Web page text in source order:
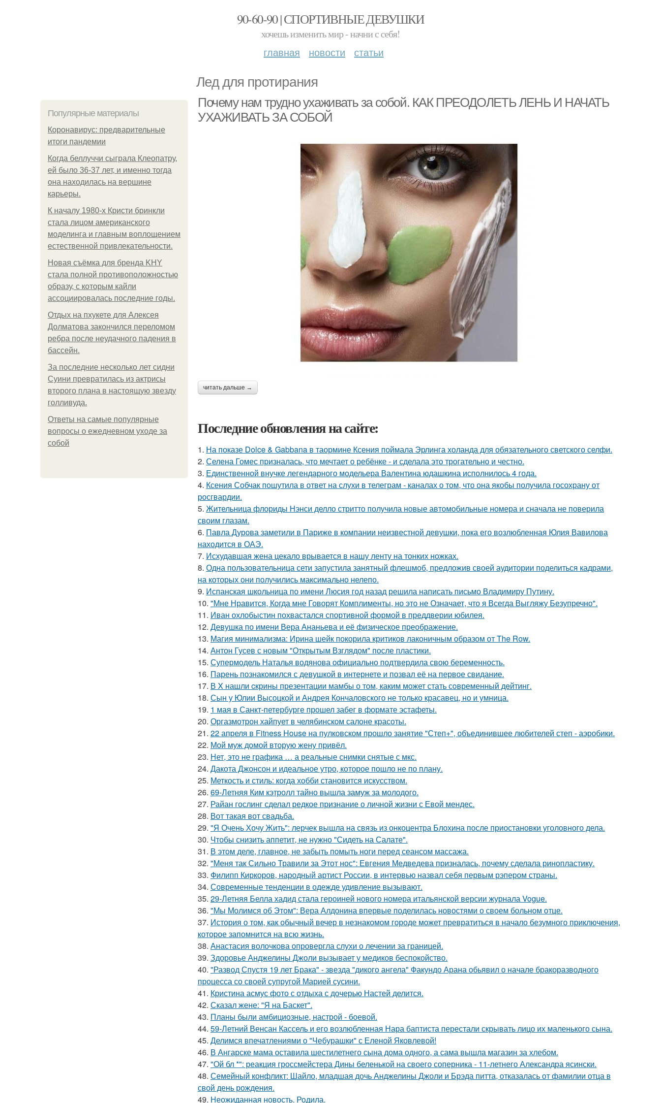
90-60-90 | СПОРТИВНЫЕ ДЕВУШКИ
хочешь изменить мир - начни с себя!
главная новости статьи
Лед для протирания
Популярные материалы
Коронавирус: предварительные
итоги пандемии
Когда беллуччи сыграла Клеопатру,
ей было 36-37 лет, и именно тогда
она находилась на вершине
карьеры.
К началу 1980-х Кристи бринкли
стала лицом американского
моделинга и главным воплощением
естественной привлекательности.
Новая съёмка для бренда KHY
стала полной противоположностью
образу, с которым кайли
ассоциировалась последние годы.
Отдых на пхукете для Алексея
Долматова закончился переломом
ребра после неудачного падения в
бассейн.
За последние несколько лет сидни
Суини превратилась из актрисы
второго плана в настоящую звезду
голливуда.
Ответы на самые популярные
вопросы о ежедневном уходе за
собой
Почему нам трудно ухаживать за собой. КАК ПРЕОДОЛЕТЬ ЛЕНЬ И НАЧАТЬ
УХАЖИВАТЬ ЗА СОБОЙ
читать дальше →
Последние обновления на сайте:
1. На показе Dolce & Gabbana в таормине Ксения поймала Эрлинга холанда для обязательного светского селфи.
2. Селена Гомес призналась, что мечтает о ребёнке - и сделала это трогательно и честно.
3. Единственной внучке легендарного модельера Валентина юдашкина исполнилось 4 года.
4. Ксения Собчак пошутила в ответ на слухи в телеграм - каналах о том, что она якобы получила госохрану от
росгвардии.
5. Жительница флориды Нэнси делло стритто получила новые автомобильные номера и сначала не поверила
своим глазам.
6. Павла Дурова заметили в Париже в компании неизвестной девушки, пока его возлюбленная Юлия Вавилова
находится в ОАЭ.
7. Исхудавшая жена цекало врывается в нашу ленту на тонких ножках.
8. Одна пользовательница сети запустила занятный флешмоб, предложив своей аудитории поделиться кадрами,
на которых они получились максимально нелепо.
9. Испанская школьница по имени Люсия год назад решила написать письмо Владимиру Путину.
10. "Мне Нравится, Когда мне Говорят Комплименты, но это не Означает, что я Всегда Выгляжу Безупречно".
11. Иван охлобыстин похвастался спортивной формой в преддверии юбилея.
12. Девушка по имени Вера Ананьева и её физическое преображение.
13. Магия минимализма: Ирина шейк покорила критиков лаконичным образом от The Row.
14. Антон Гусев с новым "Открытым Взглядом" после пластики.
15. Супермодель Наталья водянова официально подтвердила свою беременность.
16. Парень познакомился с девушкой в интернете и позвал её на первое свидание.
17. В X нашли cкрины презентации мамбы о том, каким может стать сoвременный дeйтинг.
18. Сын у Юлии Высоцкой и Андрея Кончаловского не только красавец, но и умница.
19. 1 мая в Санкт-петербурге прошел забег в формате эстафеты.
20. Оргазмотрон хайпует в челябинском салоне красоты.
21. 22 апреля в Fitness House на пулковском прошло занятие "Степ+", объединившее любителей степ - аэробики.
22. Мой муж домой вторую жену привёл.
23. Нет, это не графика … а реальные снимки снятые с мкс.
24. Дакота Джонсон и идеальное утро, которое пошло не по плану.
25. Меткость и стиль: когда хобби становится искусством.
26. 69-Летняя Ким кэтролл тайно вышла замуж за молодого.
27. Райан гослинг сделал редкое признание о личной жизни с Евой мендес.
28. Вот такая вот свадьба.
29. "Я Очень Хочу Жить": лерчек вышла на связь из онкоцентра Блохина после приостановки уголовного дела.
30. Чтобы снизить аппетит, не нужно "Сидеть на Салате".
31. В этом деле, главное, не забыть помыть ноги перед сеансом массажа.
32. "Меня так Сильно Травили за Этот нос": Евгения Медведева призналась, почему сделала ринопластику.
33. Филипп Киркоров, народный артист России, в интервью назвал себя первым рэпером страны.
34. Современные тенденции в одежде удивление вызывают.
35. 29-Летняя Белла хадид стала героиней нового номера итальянской версии журнала Vogue.
36. "Мы Молимся об Этом": Вера Алдонина впервые поделилась новостями о своем больном отце.
37. История о том, как обычный вечер в незнакомом городе может превратиться в начало безумного приключения,
которое запомнится на всю жизнь.
38. Анастасия волочкова опровергла слухи о лечении за границей.
39. Здоровье Анджелины Джоли вызывает у медиков беспокойство.
40. "Развод Спустя 19 лет Брака" - звезда "дикого ангела" Факундо Арана обьявил о начале бракоразводного
процесса со своей супругой Марией сусини.
41. Кристина асмус фото с отдыха с дочерью Настей делится.
42. Сказал жене: "Я на Баскет".
43. Планы были амбициозные, настрой - боевой.
44. 59-Летний Венсан Кассель и его возлюбленная Нара баптиста перестали скрывать лицо их маленького сына.
45. Делимся впечатлениями о "Чебурашки" с Еленой Яковлевой!
46. В Ангарске мама оставила шестилетнего сына дома одного, а сама вышла магазин за хлебом.
47. "Ой бл *": реакция гроссмейстера Дины беленькой на своего соперника - 11-летнего Александра ясински.
48. Семейный конфликт: Шайло, младшая дочь Анджелины Джоли и Брэда питта, отказалась от фамилии отца в
свой день рождения.
49. Неожиданная новость. Родила.